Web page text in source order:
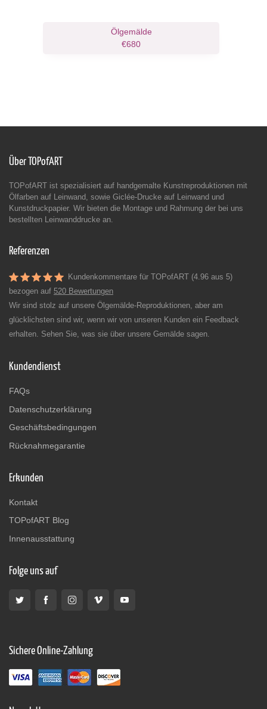
Ölgemälde
€680
Über TOPofART
TOPofART ist spezialisiert auf handgemalte Kunstreproduktionen mit
Ölfarben auf Leinwand, sowie Giclée-Drucke auf Leinwand und
Kunstdruckpapier. Wir bieten die Montage und Rahmung der bei uns
bestellten Leinwanddrucke an.
Referenzen
Kundenkommentare für TOPofART (4.96 aus 5)
bezogen auf 520 Bewertungen
Wir sind stolz auf unsere Ölgemälde-Reproduktionen, aber am
glücklichsten sind wir, wenn wir von unseren Kunden ein Feedback
erhalten. Sehen Sie, was sie über unsere Gemälde sagen.
Kundendienst
FAQs
Datenschutzerklärung
Geschäftsbedingungen
Rücknahmegarantie
Erkunden
Kontakt
TOPofART Blog
Innenausstattung
Folge uns auf
Sichere Online-Zahlung